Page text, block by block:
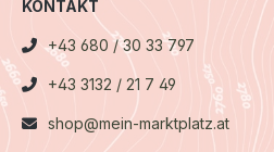
KONTAKT
+43 680 / 30 33 797
+43 3132 / 21 7 49
shop@mein-marktplatz.at